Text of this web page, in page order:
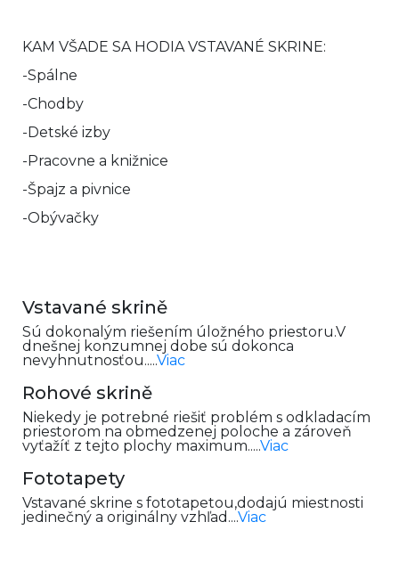
KAM VŠADE SA HODIA VSTAVANÉ SKRINE:
-Spálne
-Chodby
-Detské izby
-Pracovne a knižnice
-Špajz a pivnice
-Obývačky
Vstavané skrině
Sú dokonalým riešením úložného priestoru.V
dnešnej konzumnej dobe sú dokonca
nevyhnutnosťou.....Viac
Rohové skrině
Niekedy je potrebné riešiť problém s odkladacím
priestorom na obmedzenej poloche a zároveň
vyťažíť z tejto plochy maximum.....Viac
Fototapety
Vstavané skrine s fototapetou,dodajú miestnosti
jedinečný a originálny vzhľad....Viac